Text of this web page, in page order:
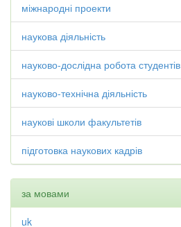
міжнародні проекти
наукова діяльність
науково-дослідна робота студентів
науково-технічна діяльність
наукові школи факультетів
підготовка наукових кадрів
за мовами
uk